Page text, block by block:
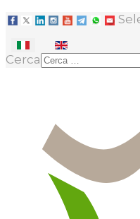
Cerca